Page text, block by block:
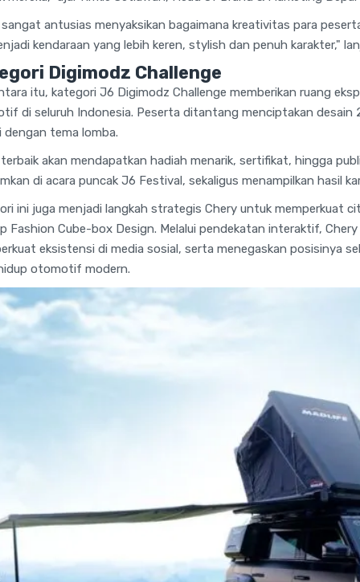
sangat antusias menyaksikan bagaimana kreativitas para
kendaraan yang lebih keren, stylish dan penuh karakter,"
Digimodz Challenge
itu, kategori J6 Digimodz Challenge memberikan ruang
di seluruh Indonesia. Peserta ditantang menciptakan desain
dengan tema lomba.
terbaik akan mendapatkan hadiah menarik, sertifikat, hingga
di acara puncak J6 Festival, sekaligus menampilkan hasil
ini juga menjadi langkah strategis Chery untuk memperkuat
Fashion Cube-box Design. Melalui pendekatan interaktif,
eksistensi di media sosial, serta menegaskan posisinya
otomotif modern.